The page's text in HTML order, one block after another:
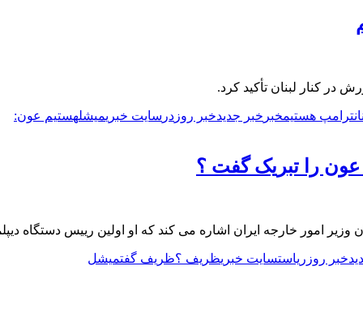
در کنار لبنان تأکید کرد.
ترامپ هستیمخبر خبر جدیدخبر روز در سایت خبریمیشلهستیم عون:
را تبریک گفت ؟
وزیر امور خارجه ایران اشاره می کند که او اولین رییس دستگاه
خبر روز ریاستسایت خبریظریف ؟ظریف گفتمیشل